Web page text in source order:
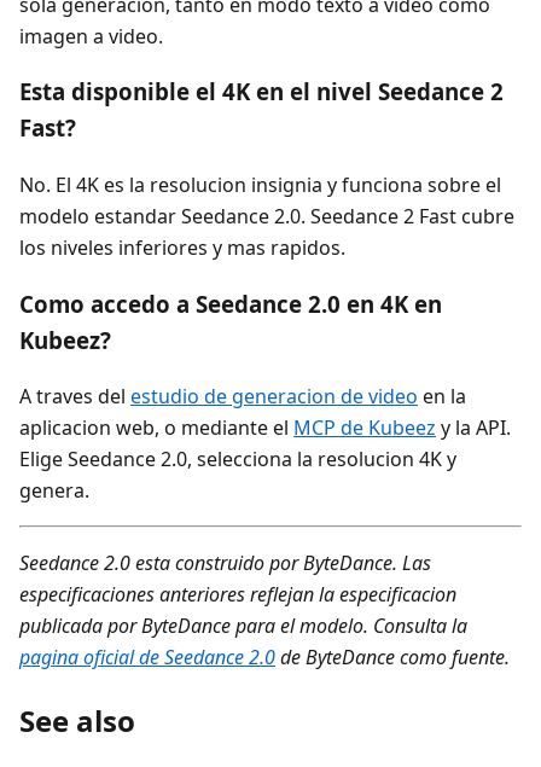
imagen a video.
Esta disponible el 4K en el nivel Seedance 2
Fast?
No. El 4K es la resolucion insignia y funciona sobre el
modelo estandar Seedance 2.0. Seedance 2 Fast cubre
los niveles inferiores y mas rapidos.
Como accedo a Seedance 2.0 en 4K en
Kubeez?
A traves del estudio de generacion de video en la
aplicacion web, o mediante el MCP de Kubeez y la API.
Elige Seedance 2.0, selecciona la resolucion 4K y
genera.
Seedance 2.0 esta construido por ByteDance. Las
especificaciones anteriores reflejan la especificacion
publicada por ByteDance para el modelo. Consulta la
pagina oficial de Seedance 2.0de ByteDance como fuente.
See also